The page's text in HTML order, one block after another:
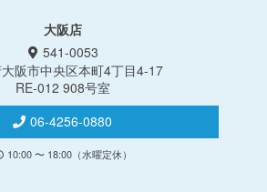
大阪店
541-0053
阪市中央区本町4丁目4-17
RE-012 908号室
06-4256-0880
10:00 〜 18:00（水曜定休）